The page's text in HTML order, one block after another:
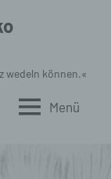
wedeln können.«
Menü